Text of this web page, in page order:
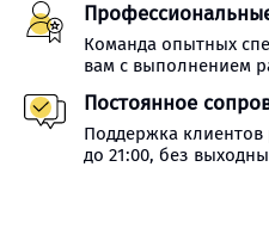
Команда опытных
вам с выполнением
Постоянное
Поддержка клиентов
до 21:00, без